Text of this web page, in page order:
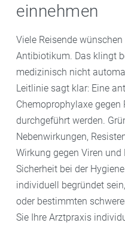
einnehmen
Viele Reisende wünschen
Antibiotikum. Das klingt
medizinisch nicht
Leitlinie sagt klar: Eine
Chemoprophylaxe
durchgeführt werden.
Nebenwirkungen,
Wirkung gegen Viren
Sicherheit bei der
individuell begründet
oder bestimmten
Sie Ihre Arztpraxis